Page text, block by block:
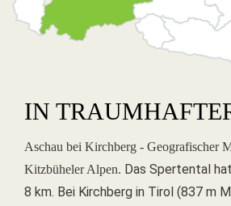
IN
Aschau bei Kirchberg - Geografischer
Kitzbüheler Alpen. Das Spertental
8 km. Bei Kirchberg in Tirol (837 m